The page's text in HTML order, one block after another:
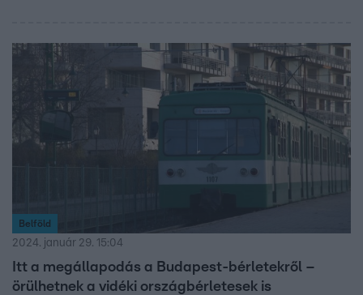
Belföld
2024. január 29. 15:04
Itt a megállapodás a Budapest-bérletekről –
örülhetnek a vidéki országbérletesek is